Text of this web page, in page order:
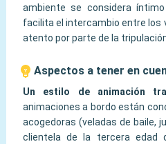
ambiente se considera
facilita el intercambio entre los
atento por parte de la
Aspectos a tener en
Un estilo de animación
animaciones a bordo están
acogedoras (veladas de baile,
clientela de la tercera edad